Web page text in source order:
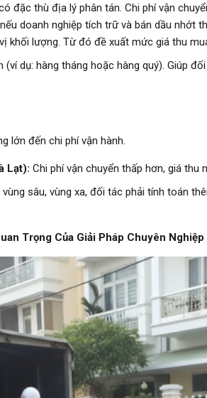
đặc thù địa lý phân tán. Chi phí vận
doanh nghiệp tích trữ và bán dầu nhớt
khối lượng. Từ đó đề xuất mức giá thu
dụ: hàng tháng hoặc hàng quý). Giúp
lớn đến chi phí vận hành.
Lạt): Chi phí vận chuyển thấp hơn, giá thu
sâu, vùng xa, đối tác phải tính toán
Trọng Của Giải Pháp Chuyên